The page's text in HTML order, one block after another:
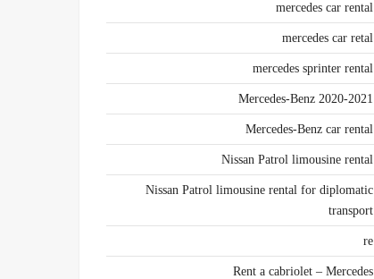
mercedes car rental
mercedes car retal
mercedes sprinter rental
Mercedes-Benz 2020-2021
Mercedes-Benz car rental
Nissan Patrol limousine rental
Nissan Patrol limousine rental for diplomatic
transport
re
Rent a cabriolet – Mercedes